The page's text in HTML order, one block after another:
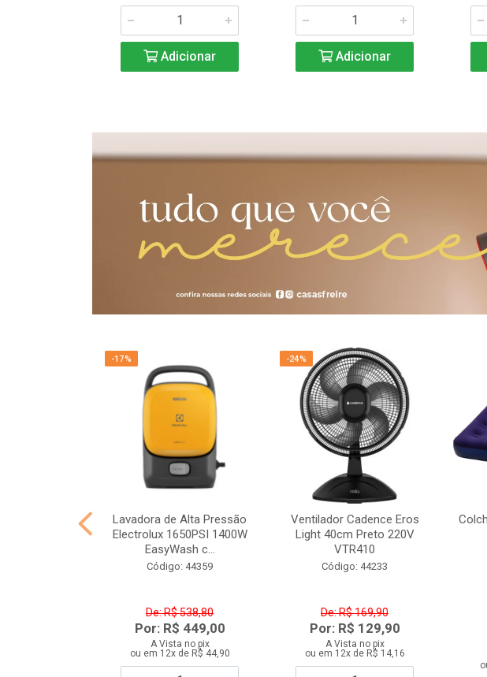
Adicionar Adicionar
-17%
Lavadora de Alta Pressão
Electrolux 1650PSI 1400W
EasyWash c...
Código: 44359
De: R$ 538,80
Por: R$ 449,00
A Vista no pix
ou em 12x de R$ 44,90
-24%
Ventilador Cadence Eros
Light 40cm Preto 220V
VTR410
Código: 44233
De: R$ 169,90
Por: R$ 129,90
A Vista no pix
ou em 12x de R$ 14,16